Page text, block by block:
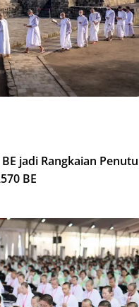
jadi Rangkaian
BE